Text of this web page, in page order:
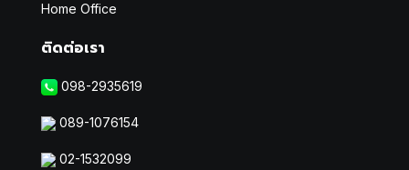
Home Office
ติดต่อเรา
098-2935619
089-1076154
02-1532099